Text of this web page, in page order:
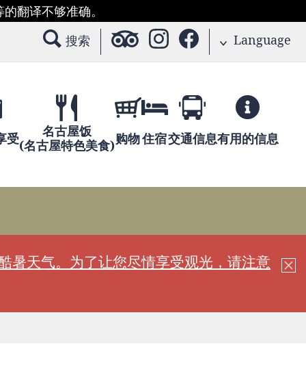
翻译不够准确。
搜索 Language
受
名古屋饭
(名古屋特色美食)购物住宿交通信息有用的信息
暑天气。为了让您尽情享受观光，请注意